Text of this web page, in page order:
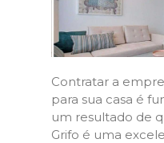
Contratar a
para sua casa é
um resultado de
Grifo é uma